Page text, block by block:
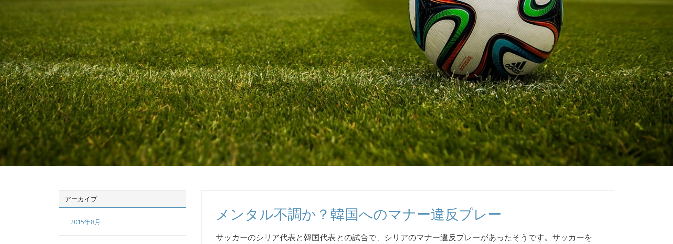
メンタル不調か？韓国へのマナー違反プレー
サッカーのシリア代表と韓国代表との試合で、シリアのマナー違反プレーがあったそうです。サッカーを
アーカイブ
2015年8月